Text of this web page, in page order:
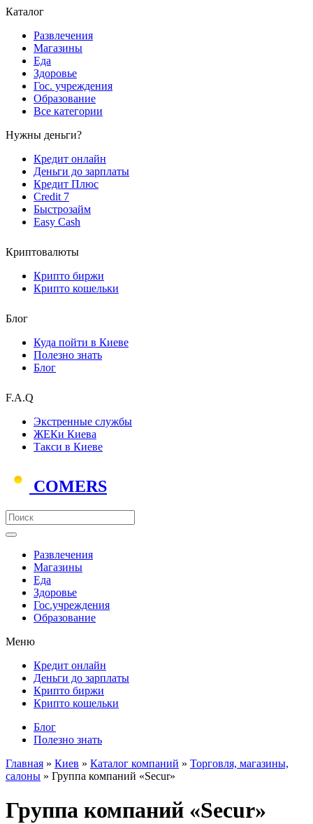
Каталог
Развлечения
Магазины
Еда
Здоровье
Гос. учреждения
Образование
Все категории
Нужны деньги?
Кредит онлайн
Деньги до зарплаты
Кредит Плюс
Credit 7
Быстрозайм
Easy Cash
Криптовалюты
Крипто биржи
Крипто кошельки
Блог
Куда пойти в Киеве
Полезно знать
Блог
F.A.Q
Экстренные службы
ЖЕКи Киева
Такси в Киеве
COMERS
Развлечения
Магазины
Еда
Здоровье
Гос.учреждения
Образование
Меню
Кредит онлайн
Деньги до зарплаты
Крипто биржи
Крипто кошельки
Блог
Полезно знать
Главная » Киев » Каталог компаний » Торговля, магазины,
салоны » Группа компаний «Secur»
Группа компаний «Secur»